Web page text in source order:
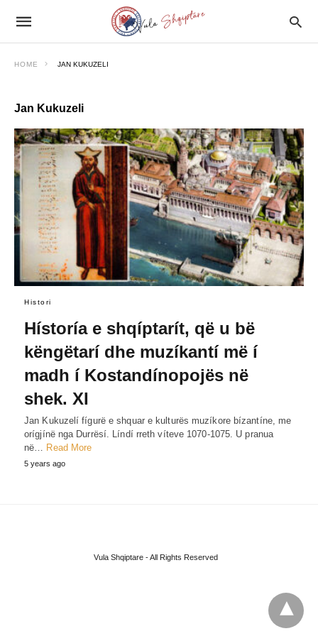
HOME JAN KUKUZELI
Jan Kukuzeli
Histori
Hístoría e shqíptarít, që u bë
këngëtarí dhe muzíkantí më í
madh í Kostandínopojës në
shek. XI
Jan Kukuzelí fígurë e shquar e kulturës muzíkore bízantíne, me
orígjínë nga Durrësí. Líndí rreth víteve 1070-1075. U pranua
në… Read More
5 years ago
Vula Shqiptare - All Rights Reserved